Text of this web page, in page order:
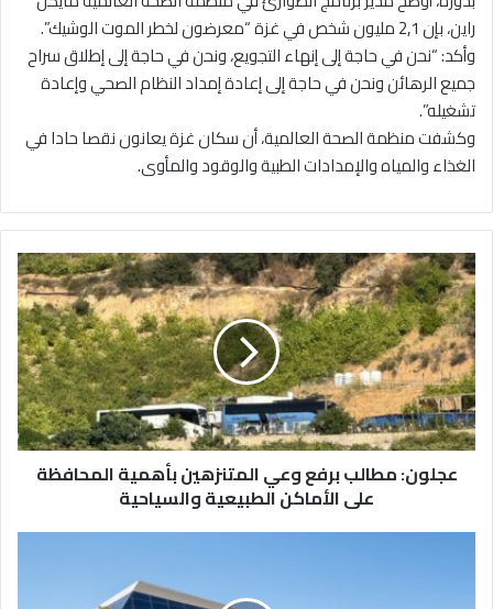
راين، بإن 2,1 مليون شخص في غزة “معرضون لخطر الموت الوشيك”.
وأكد: “نحن في حاجة إلى إنهاء التجويع، ونحن في حاجة إلى إطلاق سراح
جميع الرهائن ونحن في حاجة إلى إعادة إمداد النظام الصحي وإعادة
تشغيله”.
وكشفت منظمة الصحة العالمية، أن سكان غزة يعانون نقصا حادا في
الغذاء والمياه والإمدادات الطبية والوقود والمأوى.
ع
ج
ل
و
ن
:
م
ط
ا
ر
عجلون: مطالب برفع وعي المتنزهين بأهمية المحافظة
على الأماكن الطبيعية والسياحية